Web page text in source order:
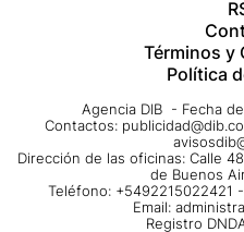
Términos y
Política
Agencia DIB - Fecha
Contactos:
Dirección de las oficinas: Calle
de Buenos
Teléfono: +5492215022421
Email:
Registro